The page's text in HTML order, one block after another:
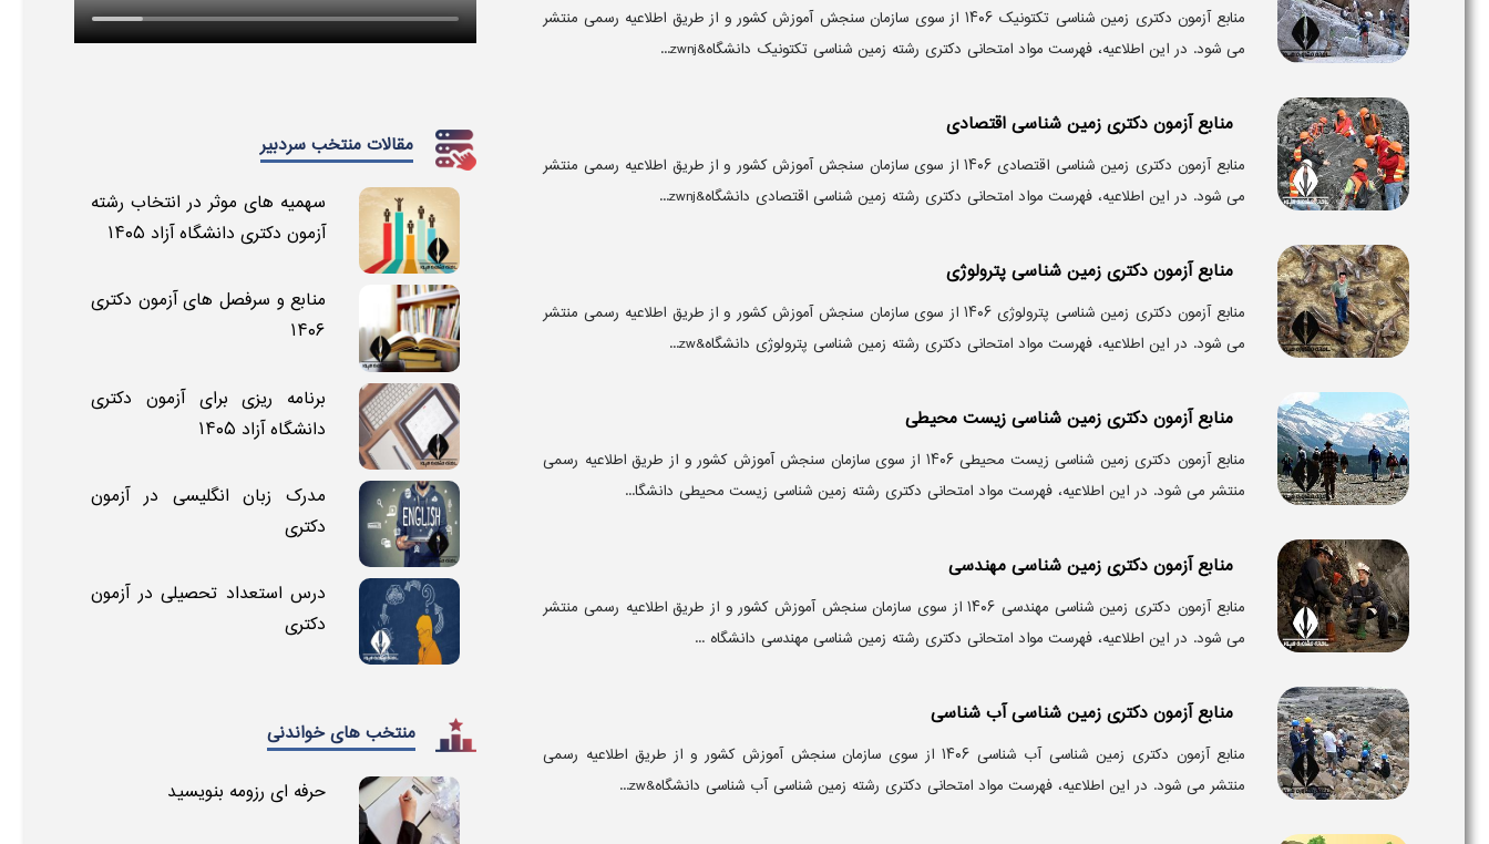
منابع آزمون دکتری زمین شناسی تکتونیک ۱۴۰۶ از سوی سازمان سنجش آموزش کشور و از طریق اطلاعیه رسمی منتشر
می‌ شود. در این اطلاعیه، فهرست مواد امتحانی دکتری رشته زمین شناسی تکتونیک دانشگاه&zwnj...
منابع آزمون دکتری زمین شناسی اقتصادی
منابع آزمون دکتری زمین شناسی اقتصادی ۱۴۰۶ از سوی سازمان سنجش آموزش کشور و از طریق اطلاعیه رسمی منتشر
می‌ شود. در این اطلاعیه، فهرست مواد امتحانی دکتری رشته زمین شناسی اقتصادی دانشگاه&zwnj...
منابع آزمون دکتری زمین شناسی پترولوژی
منابع آزمون دکتری زمین شناسی پترولوژی ۱۴۰۶ از سوی سازمان سنجش آموزش کشور و از طریق اطلاعیه رسمی منتشر
می‌ شود. در این اطلاعیه، فهرست مواد امتحانی دکتری رشته زمین شناسی پترولوژی دانشگاه&zw...
منابع آزمون دکتری زمین شناسی زیست محیطی
منابع آزمون دکتری زمین شناسی زیست محیطی ۱۴۰۶ از سوی سازمان سنجش آموزش کشور و از طریق اطلاعیه رسمی
منتشر می‌ شود. در این اطلاعیه، فهرست مواد امتحانی دکتری رشته زمین شناسی زیست محیطی دانشگا...
منابع آزمون دکتری زمین شناسی مهندسی
منابع آزمون دکتری زمین شناسی مهندسی ۱۴۰۶ از سوی سازمان سنجش آموزش کشور و از طریق اطلاعیه رسمی منتشر
می‌ شود. در این اطلاعیه، فهرست مواد امتحانی دکتری رشته زمین شناسی مهندسی دانشگاه‌ ...
منابع آزمون دکتری زمین شناسی آب شناسی
منابع آزمون دکتری زمین شناسی آب شناسی ۱۴۰۶ از سوی سازمان سنجش آموزش کشور و از طریق اطلاعیه رسمی
منتشر می‌ شود. در این اطلاعیه، فهرست مواد امتحانی دکتری رشته زمین شناسی آب شناسی دانشگاه&zw...
مقالات منتخب سردبیر
سهمیه های موثر در انتخاب رشته
آزمون دکتری دانشگاه آزاد ۱۴۰۵
منابع و سرفصل های آزمون دکتری
۱۴۰۶
برنامه ریزی برای آزمون دکتری
دانشگاه آزاد ۱۴۰۵
مدرک زبان انگلیسی در آزمون
دکتری
درس استعداد تحصیلی در آزمون
دکتری
منتخب های خواندنی
حرفه ای رزومه بنویسید